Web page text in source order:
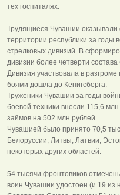
тех госпиталях.
Трудящиеся Чувашии
территории республики за
стрелковых дивизий. В
дивизии более четверти
Дивизия участвовала в
боями дошла до Кенигсберга.
Труженики Чувашии за годы
боевой техники внесли 115,6
займов на 502 млн рублей.
Чувашией было принято 70,5
Белоруссии, Литвы, Латвии,
некоторых других областей.
54 тысячи фронтовиков
воин Чувашии удостоен (и 19 из